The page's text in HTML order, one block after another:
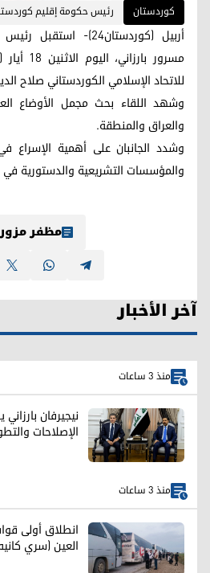
کوردستان رئيس حكومة إقليم
أربيل (كوردستان24)-
للاتحاد الإسلامي الكوردستاني صلاح
وشهد اللقاء بحث مجمل الأوضاع
والعراق والمنطقة.
وشدد الجانبان على أهمية الإسراع
والمؤسسات التشريعية والدستورية
مظفر
آخر الأخبار
منذ 3 ساعات
نيجيرفان
الإصلاحات
منذ 3 ساعات
انطلاق أولى
العين (سري